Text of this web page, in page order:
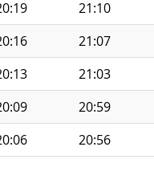
21:10
21:07
21:03
20:59
20:56